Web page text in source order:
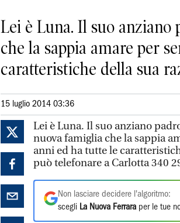
Lei è Luna. Il suo anziano
che la sappia amare per
caratteristiche della sua
15 luglio 2014 03:36
Lei è Luna. Il suo anziano
nuova famiglia che la sappia
anni ed ha tutte le
può telefonare a Carlotta 340
Non lasciare decidere l'algoritmo:
scegli La Nuova Ferrara per le tue